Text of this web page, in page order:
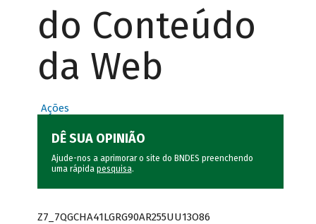
do Conteúdo
da Web
Ações
DÊ SUA OPINIÃO
Ajude-nos a aprimorar o site do BNDES preenchendo
uma rápida pesquisa.
Z7_7QGCHA41LGRG90AR255UU13O86